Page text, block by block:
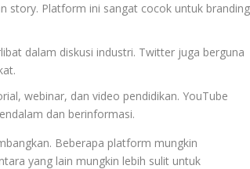
story. Platform ini sangat cocok untuk branding
dalam diskusi industri. Twitter juga berguna
webinar, dan video pendidikan. YouTube
dan berinformasi.
Beberapa platform mungkin
yang lain mungkin lebih sulit untuk